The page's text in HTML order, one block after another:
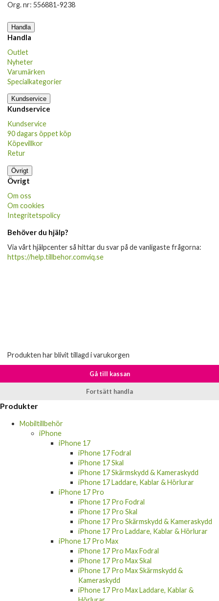
Org. nr: 556881-9238
Handla
Handla
Outlet
Nyheter
Varumärken
Specialkategorier
Kundservice
Kundservice
Kundservice
90 dagars öppet köp
Köpevillkor
Retur
Övrigt
Övrigt
Om oss
Om cookies
Integritetspolicy
Behöver du hjälp?
Via vårt hjälpcenter så hittar du svar på de vanligaste frågorna:
https://help.tillbehor.comviq.se
Produkten har blivit tillagd i varukorgen
Gå till kassan
Fortsätt handla
Produkter
Mobiltillbehör
iPhone
iPhone 17
iPhone 17 Fodral
iPhone 17 Skal
iPhone 17 Skärmskydd & Kameraskydd
iPhone 17 Laddare, Kablar & Hörlurar
iPhone 17 Pro
iPhone 17 Pro Fodral
iPhone 17 Pro Skal
iPhone 17 Pro Skärmskydd & Kameraskydd
iPhone 17 Pro Laddare, Kablar & Hörlurar
iPhone 17 Pro Max
iPhone 17 Pro Max Fodral
iPhone 17 Pro Max Skal
iPhone 17 Pro Max Skärmskydd &
Kameraskydd
iPhone 17 Pro Max Laddare, Kablar &